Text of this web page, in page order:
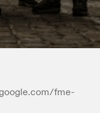
fme-